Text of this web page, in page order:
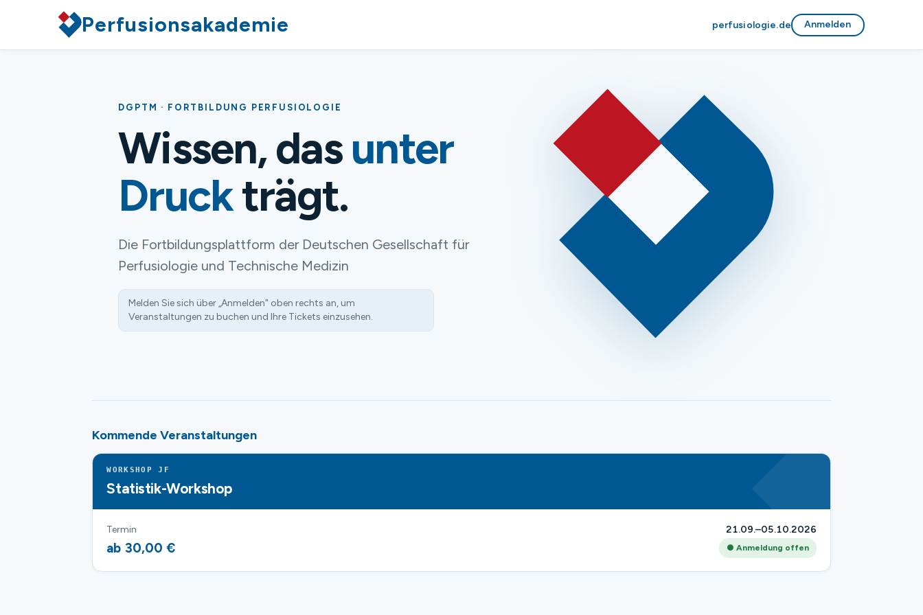
Perfusionsakademie perfusiologie.de Anmelden
DGPTM · FORTBILDUNG PERFUSIOLOGIE
Wissen, dasunter
Druckträgt.
Die Fortbildungsplattform der Deutschen Gesellschaft für
Perfusiologie und Technische Medizin
Melden Sie sich über „Anmelden" oben rechts an, um
Veranstaltungen zu buchen und Ihre Tickets einzusehen.
Kommende Veranstaltungen
WORKSHOP JF
Statistik-Workshop
Termin 21.09.–05.10.2026
ab 30,00 € ● Anmeldung offen